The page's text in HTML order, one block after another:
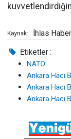
Kaynak: İhlas
Etiketler :
NATO
Ankara Hacı
Ankara Hacı
Ankara Hacı